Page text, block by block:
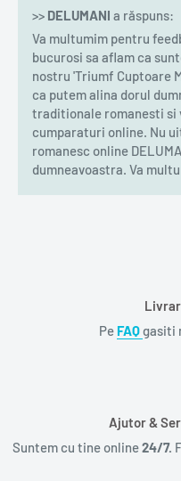
>> DELUMANI a răspuns:
Va multumim pentru
bucurosi sa aflam ca
nostru 'Triumf Cuptoare
ca putem alina dorul
traditionale romanesti si
cumparaturi online. Nu
romanesc online
dumneavoastra. Va
Pe FAQgasiti
Ajutor &
Suntem cu tine online24/7.